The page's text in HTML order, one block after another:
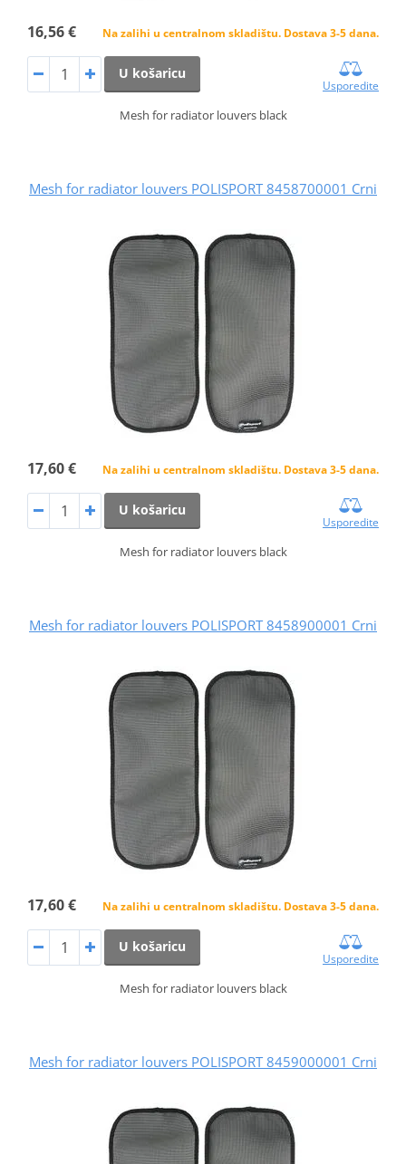
16,56 € Na zalihi u centralnom skladištu. Dostava 3-5 dana.
U košaricu
Usporedite
Mesh for radiator louvers black
Mesh for radiator louvers POLISPORT 8458700001 Crni
17,60 € Na zalihi u centralnom skladištu. Dostava 3-5 dana.
U košaricu
Usporedite
Mesh for radiator louvers black
Mesh for radiator louvers POLISPORT 8458900001 Crni
17,60 € Na zalihi u centralnom skladištu. Dostava 3-5 dana.
U košaricu
Usporedite
Mesh for radiator louvers black
Mesh for radiator louvers POLISPORT 8459000001 Crni